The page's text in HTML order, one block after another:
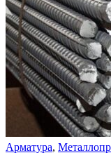
Арматура,